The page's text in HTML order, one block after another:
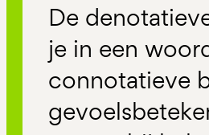
De
je in een
connotatieve